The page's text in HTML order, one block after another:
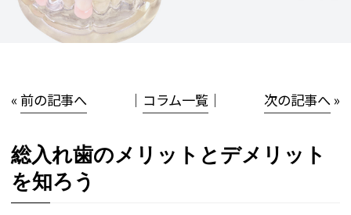
«前の記事へ │ コラム一覧 │ 次の記事へ»
総入れ歯のメリットとデメリット
を知ろう